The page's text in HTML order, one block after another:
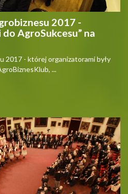
2017 -
AgroSukcesu” na
2017 - której organizatorami były
...